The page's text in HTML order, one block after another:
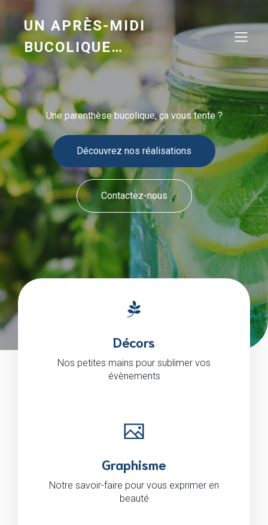
UN APRÈS-MIDI
BUCOLIQUE…
Une parenthèse bucolique, ça vous tente ?
Découvrez nos réalisations
Contactez-nous
Décors
Nos petites mains pour sublimer vos
évènements
Graphisme
Notre savoir-faire pour vous exprimer en
beauté